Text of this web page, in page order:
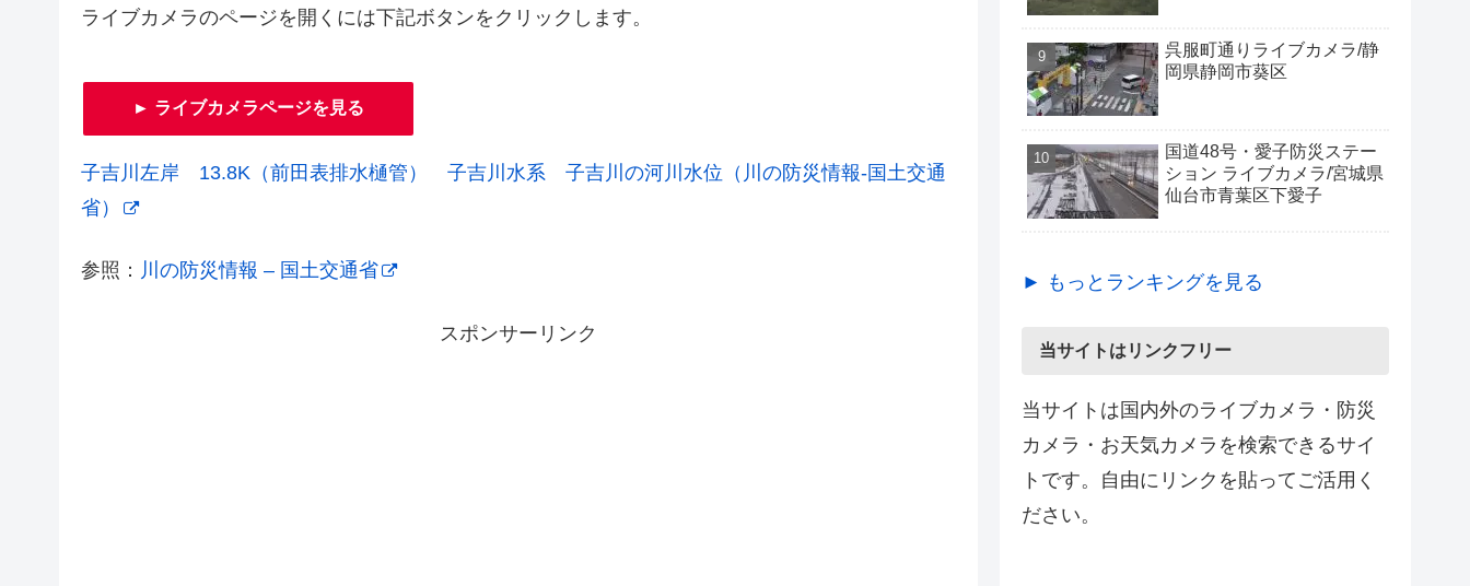
ライブカメラのページを開くには下記ボタンをクリックします。
► ライブカメラページを見る
子吉川左岸 13.8K（前田表排水樋管） 子吉川水系 子吉川の河川水位（川の防災情報-国土交通
省）
参照： 川の防災情報 – 国土交通省
スポンサーリンク
呉服町通りライブカメラ/静
岡県静岡市葵区
国道48号・愛子防災ステー
ション ライブカメラ/宮城県
仙台市青葉区下愛子
► もっとランキングを見る
当サイトはリンクフリー
当サイトは国内外のライブカメラ・防災
カメラ・お天気カメラを検索できるサイ
トです。自由にリンクを貼ってご活用く
ださい。